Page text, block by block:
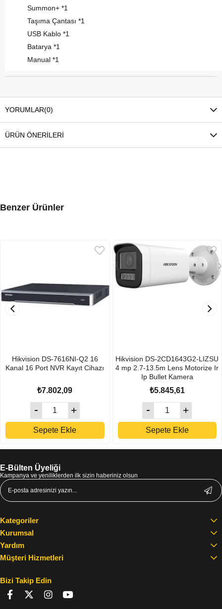
Summon+ *1
Taşıma Çantası *1
USB Kablo *1
Batarya *1
Manual *1
YORUMLAR(0)
ÜRÜN ÖNERILERI
Benzer Ürünler
Hikvision DS-7616NI-Q2 16
Kanal 16 Port NVR Kayıt Cihazı
₺7.802,09
Sepete Ekle
Hikvision DS-2CD1643G2-LIZSU
4 mp 2.7-13.5m Lens Motorize Ir
Ip Bullet Kamera
₺5.845,61
Sepete Ekle
E-Bülten Üyeliği
Kampanya ve yeniliklerden ilk sizin haberiniz olsun
Kategoriler
Kurumsal
Yardım
Müşteri Hizmetleri
Bizi Takip Edin